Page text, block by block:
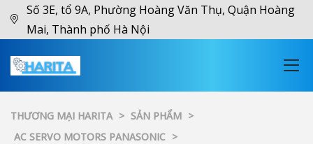
Số 3E, tổ 9A, Phường Hoàng Văn Thụ, Quận Hoàng
Mai, Thành phố Hà Nội
THƯƠNG MẠI HARITA > SẢN PHẨM >
AC SERVO MOTORS PANASONIC >